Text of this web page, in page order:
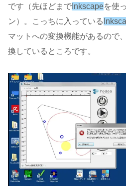
です（先ほどまで Inkscapeを使
ン）。こっちに入っている
マットへの変換機能があるので
換しているところです。